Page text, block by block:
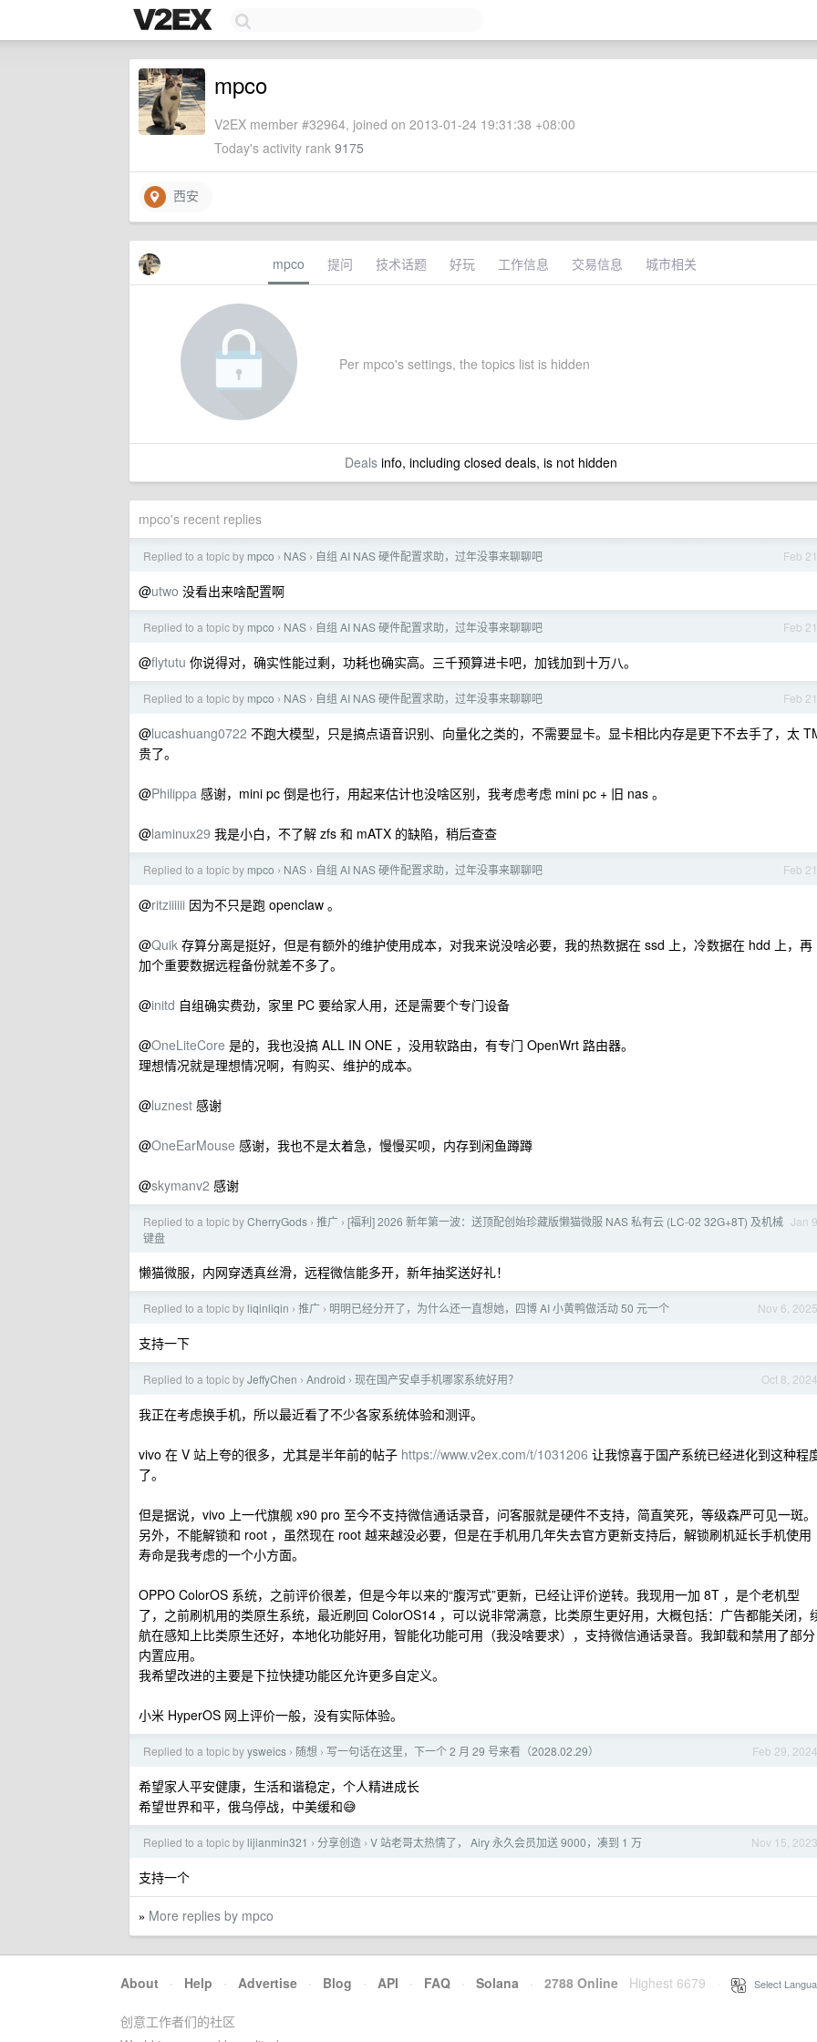
mpco
V2EX member #32964, joined on 2013-01-24 19:31:38 +08:00
Today's activity rank 9175
西安
mpco 提问 技术话题 好玩 工作信息 交易信息 城市相关
Per mpco's settings, the topics list is hidden
Dealsinfo, including closed deals, is not hidden
mpco's recent replies
Feb 21
Replied to a topic by mpco › NAS › 自组 AI NAS 硬件配置求助，过年没事来聊聊吧
@utwo 没看出来啥配置啊
Feb 21
Replied to a topic by mpco › NAS › 自组 AI NAS 硬件配置求助，过年没事来聊聊吧
@flytutu 你说得对，确实性能过剩，功耗也确实高。三千预算进卡吧，加钱加到十万八。
Feb 21
Replied to a topic by mpco › NAS › 自组 AI NAS 硬件配置求助，过年没事来聊聊吧
@lucashuang0722 不跑大模型，只是搞点语音识别、向量化之类的，不需要显卡。显卡相比内存是更下不去手了，太
贵了。
@Philippa 感谢，mini pc 倒是也行，用起来估计也没啥区别，我考虑考虑 mini pc + 旧 nas 。
@laminux29 我是小白，不了解 zfs 和 mATX 的缺陷，稍后查查
Feb 21
Replied to a topic by mpco › NAS › 自组 AI NAS 硬件配置求助，过年没事来聊聊吧
@ritziiiiii 因为不只是跑 openclaw 。
@Quik 存算分离是挺好，但是有额外的维护使用成本，对我来说没啥必要，我的热数据在 ssd 上，冷数据在 hdd 上，再
加个重要数据远程备份就差不多了。
@initd 自组确实费劲，家里 PC 要给家人用，还是需要个专门设备
@OneLiteCore 是的，我也没搞 ALL IN ONE ，没用软路由，有专门 OpenWrt 路由器。
理想情况就是理想情况啊，有购买、维护的成本。
@luznest 感谢
@OneEarMouse 感谢，我也不是太着急，慢慢买呗，内存到闲鱼蹲蹲
@skymanv2 感谢
Jan 9
Replied to a topic byCherryGods › 推广 › [福利] 2026 新年第一波：送顶配创始珍藏版懒猫微服 NAS 私有云 (LC-02 32G+8T) 及机械
键盘
懒猫微服，内网穿透真丝滑，远程微信能多开，新年抽奖送好礼！
Nov 6, 2025
Replied to a topic by liqinliqin › 推广 › 明明已经分开了，为什么还一直想她，四博 AI 小黄鸭做活动 50 元一个
支持一下
Oct 8, 2024
Replied to a topic byJeffyChen › Android › 现在国产安卓手机哪家系统好用？
我正在考虑换手机，所以最近看了不少各家系统体验和测评。
vivo 在 V 站上夸的很多，尤其是半年前的帖子 https://www.v2ex.com/t/1031206 让我惊喜于国产系统已经进化到这种程
了。
但是据说，vivo 上一代旗舰 x90 pro 至今不支持微信通话录音，问客服就是硬件不支持，简直笑死，等级森严可见一斑。
另外，不能解锁和 root ，虽然现在 root 越来越没必要，但是在手机用几年失去官方更新支持后，解锁刷机延长手机使用
寿命是我考虑的一个小方面。
OPPO ColorOS 系统，之前评价很差，但是今年以来的“腹泻式”更新，已经让评价逆转。我现用一加 8T ，是个老机型
了，之前刷机用的类原生系统，最近刷回 ColorOS14 ，可以说非常满意，比类原生更好用，大概包括：广告都能关闭，
航在感知上比类原生还好，本地化功能好用，智能化功能可用（我没啥要求），支持微信通话录音。我卸载和禁用了部分
内置应用。
我希望改进的主要是下拉快捷功能区允许更多自定义。
小米 HyperOS 网上评价一般，没有实际体验。
Feb 29, 2024
Replied to a topic byysweics › 随想 › 写一句话在这里，下一个 2 月 29 号来看（2028.02.29）
希望家人平安健康，生活和谐稳定，个人精进成长
希望世界和平，俄乌停战，中美缓和😅
Nov 15, 2023
Replied to a topic by lijianmin321 › 分享创造 › V 站老哥太热情了， Airy 永久会员加送 9000，凑到 1 万
支持一个
» More replies by mpco
About · Help · Advertise · Blog · API · FAQ · Solana · 2788 Online Highest 6679 Select
创意工作者们的社区